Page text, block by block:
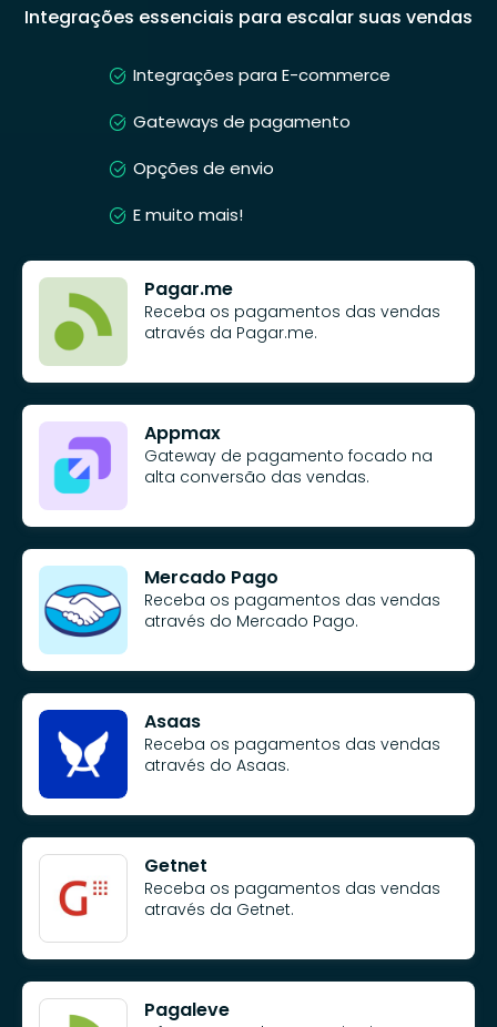
Integrações essenciais para escalar suas vendas
Integrações para E-commerce
Gateways de pagamento
Opções de envio
E muito mais!
Pagar.me
Receba os pagamentos das vendas
através da Pagar.me.
Appmax
Gateway de pagamento focado na
alta conversão das vendas.
Mercado Pago
Receba os pagamentos das vendas
através do Mercado Pago.
Asaas
Receba os pagamentos das vendas
através do Asaas.
Getnet
Receba os pagamentos das vendas
através da Getnet.
Pagaleve